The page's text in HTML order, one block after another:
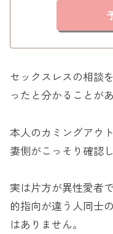
セックスレスの相談
ったと分かることが
本人のカミングアウ
妻側がこっそり確認
実は片方が異性愛者
的指向が違う人同士
はありません。